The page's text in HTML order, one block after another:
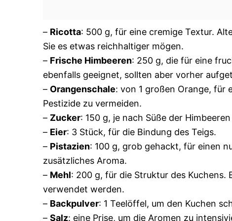
– Ricotta: 500 g, für eine cremige Textur.
Sie es etwas reichhaltiger mögen.
– Frische Himbeeren: 250 g, die für eine
ebenfalls geeignet, sollten aber vorher
– Orangenschale: von 1 großen Orange, für
Pestizide zu vermeiden.
– Zucker: 150 g, je nach Süße der
– Eier: 3 Stück, für die Bindung des Teigs.
– Pistazien: 100 g, grob gehackt, für einen
zusätzliches Aroma.
– Mehl: 200 g, für die Struktur des Kuchens.
verwendet werden.
– Backpulver: 1 Teelöffel, um den Kuchen
– Salz: eine Prise, um die Aromen zu